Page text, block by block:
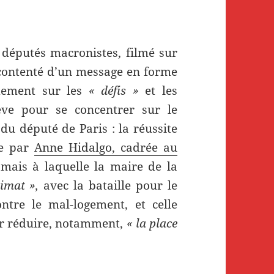
macronistes, filmé sur
d’un message en forme
sur les « défis » et les
pour se concentrer sur le
député de Paris : la réussite
parAnne Hidalgo, cadrée au
à laquelle la maire de la
», avec la bataille pour le
le mal-logement, et celle
réduire, notamment, « la place